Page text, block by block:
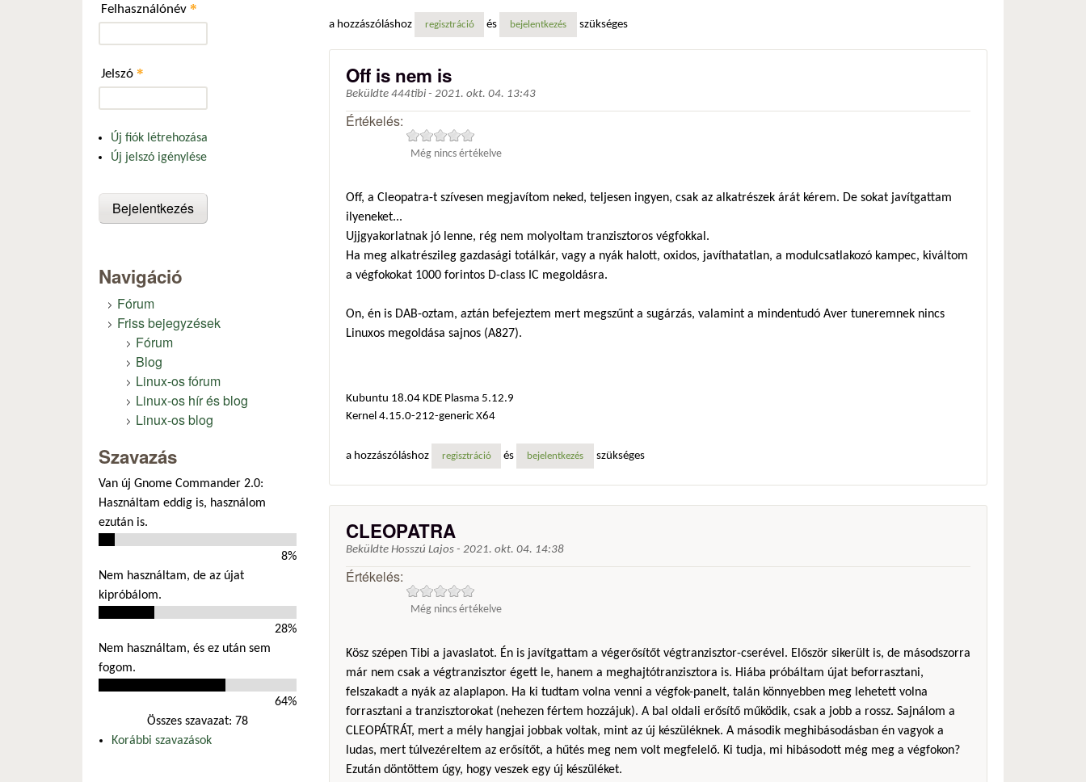
a hozzászóláshoz regisztráció és bejelentkezés szükséges
Off is nem is
Beküldte 444tibi - 2021. okt. 04. 13:43
Értékelés:
Még nincs értékelve
Off, a Cleopatra-t szívesen megjavítom neked, teljesen ingyen, csak az alkatrészek árát kérem. De sokat javítgattam
ilyeneket...
Ujjgyakorlatnak jó lenne, rég nem molyoltam tranzisztoros végfokkal.
Ha meg alkatrészileg gazdasági totálkár, vagy a nyák halott, oxidos, javíthatatlan, a modulcsatlakozó kampec, kiváltom
a végfokokat 1000 forintos D-class IC megoldásra.
On, én is DAB-oztam, aztán befejeztem mert megszűnt a sugárzás, valamint a mindentudó Aver tuneremnek nincs
Linuxos megoldása sajnos (A827).
Kubuntu 18.04 KDE Plasma 5.12.9
Kernel 4.15.0-212-generic X64
a hozzászóláshoz regisztráció és bejelentkezés szükséges
CLEOPATRA
Beküldte Hosszú Lajos - 2021. okt. 04. 14:38
Értékelés:
Még nincs értékelve
Kösz szépen Tibi a javaslatot. Én is javítgattam a végerősítőt végtranzisztor-cserével. Először sikerült is, de másodszorra
már nem csak a végtranzisztor égett le, hanem a meghajtótranzisztora is. Hiába próbáltam újat beforrasztani,
felszakadt a nyák az alaplapon. Ha ki tudtam volna venni a végfok-panelt, talán könnyebben meg lehetett volna
forrasztani a tranzisztorokat (nehezen fértem hozzájuk). A bal oldali erősítő működik, csak a jobb a rossz. Sajnálom a
CLEOPÁTRÁT, mert a mély hangjai jobbak voltak, mint az új készüléknek. A második meghibásodásban én vagyok a
ludas, mert túlvezéreltem az erősítőt, a hűtés meg nem volt megfelelő. Ki tudja, mi hibásodott még meg a végfokon?
Ezután döntöttem úgy, hogy veszek egy új készüléket.
Felhasználónév *
Jelszó *
Új fiók létrehozása
Új jelszó igénylése
Navigáció
Fórum
Friss bejegyzések
Fórum
Blog
Linux-os fórum
Linux-os hír és blog
Linux-os blog
Szavazás
Van új Gnome Commander 2.0:
Használtam eddig is, használom
ezután is.
8%
Nem használtam, de az újat
kipróbálom.
28%
Nem használtam, és ez után sem
fogom.
64%
Összes szavazat: 78
Korábbi szavazások